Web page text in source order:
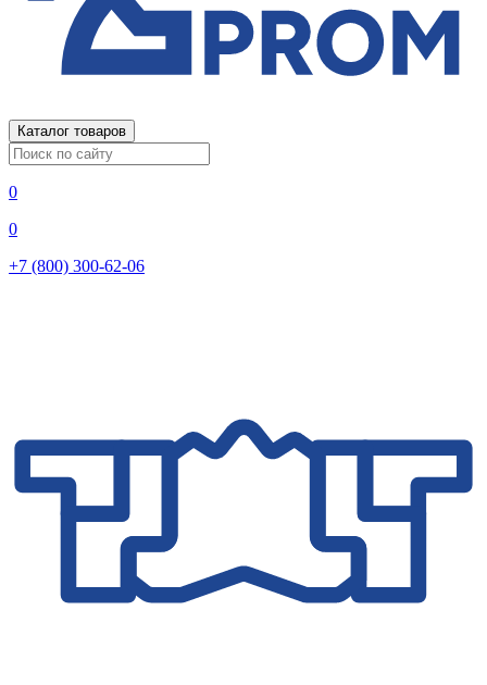
Каталог товаров
0
0
+7 (800) 300-62-06